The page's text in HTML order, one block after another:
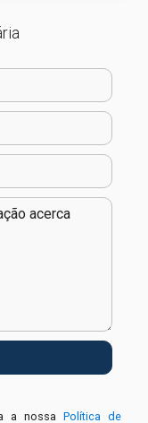
a nossaPolítica de